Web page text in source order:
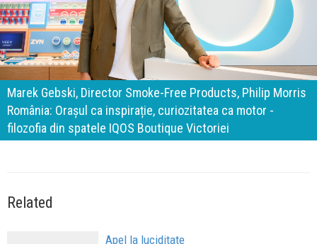
140 de ani de Mercedes-Benz. Ramona Pîrlog: Cel mai
important „test al timpului” este să inovăm constant, dar
cu aceeași responsabilitate față de oameni, siguranță și
calitate
Related
Apel la luciditate